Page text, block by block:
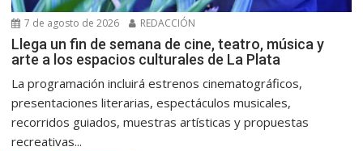
7 de agosto de 2026 REDACCIÓN
Llega un fin de semana de cine, teatro, música y
arte a los espacios culturales de La Plata
La programación incluirá estrenos cinematográficos,
presentaciones literarias, espectáculos musicales,
recorridos guiados, muestras artísticas y propuestas
recreativas...